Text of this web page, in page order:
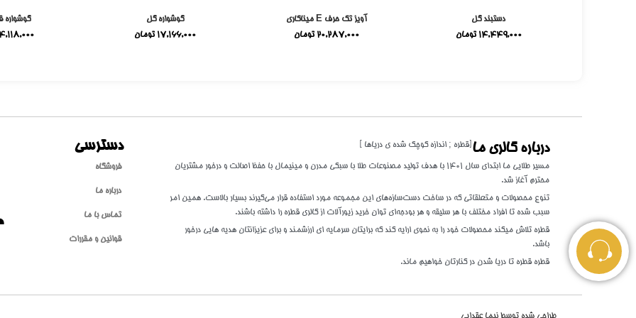
دستبند گل
14,449,000 تومان
آویز تک حرف E میناکاری
20,287,000 تومان
گوشواره گل
17,166,000 تومان
گوشواره
درباره گالری ما [قطره ; اندازه کوچک شده ی دریاها ]
مسیر طلایی ما ابتدای سال 1401 با هدف تولید مصنوعات طلا با سبکی مدرن و مینیمال با حفظ اصالت و درخور مشتریان
محترم آغاز شد.
تنوع محصولات و متعلقاتی که در ساخت دست‌سازه‌های این مجموعه مورد استفاده قرار می‌گیرند بسیار بالاست. همین امر
سبب شده تا افراد مختلف با هر سلیقه و هر بودجه‌ای توان خرید زیورآلات از گالری قطره را داشته باشند.
قطره تلاش میکند محصولات خود را به نحوی ارایه کند که برایتان سرمایه ای ارزشمند و برای عزیزانتان هدیه هایی درخور
باشد.
قطره قطره تا دریا شدن در کنارتان خواهیم ماند.
دسترسی
فروشگاه
درباره ما
تماس با ما
قوانین و مقررات
طراحی شده توسط نیما عقدایی